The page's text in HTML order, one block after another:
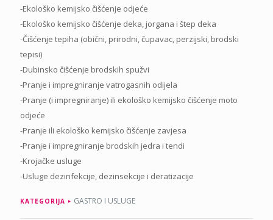
-Ekološko kemijsko čišćenje odjeće
-Ekološko kemijsko čišćenje deka, jorgana i štep deka
-Čišćenje tepiha (obični, prirodni, čupavac, perzijski, brodski
tepisi)
-Dubinsko čišćenje brodskih spužvi
-Pranje i impregniranje vatrogasnih odijela
-Pranje (i impregniranje) ili ekološko kemijsko čišćenje moto
odjeće
-Pranje ili ekološko kemijsko čišćenje zavjesa
-Pranje i impregniranje brodskih jedra i tendi
-Krojačke usluge
-Usluge dezinfekcije, dezinsekcije i deratizacije
KATEGORIJA GASTRO I USLUGE